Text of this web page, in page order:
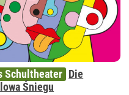
Schultheater Die
Śniegu